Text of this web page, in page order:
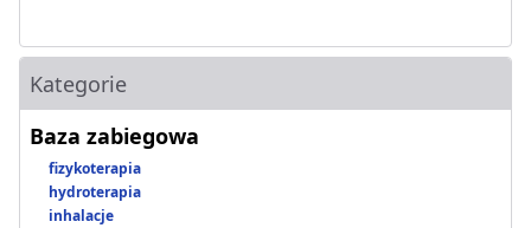
Kategorie
Baza zabiegowa
fizykoterapia
hydroterapia
inhalacje